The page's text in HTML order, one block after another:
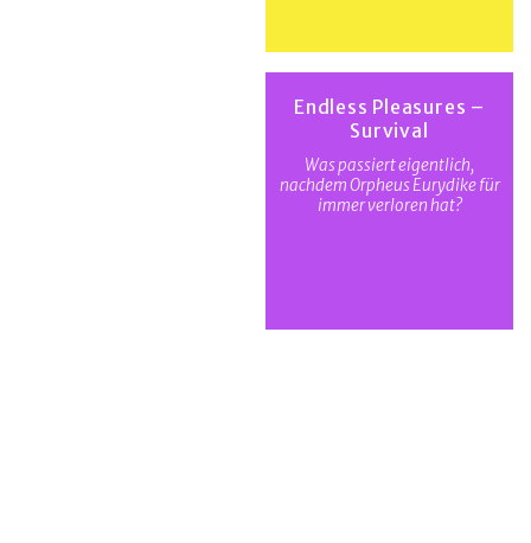
Endless Pleasures –
Survival
Was passiert eigentlich,
nachdem Orpheus Eurydike für
immer verloren hat?